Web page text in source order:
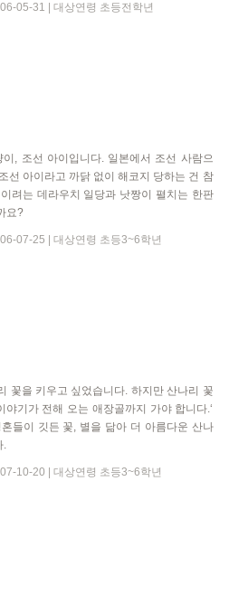
05-31 | 대상연령 초등전학년
, 조선 아이입니다. 일본에서 조선 사람으
선 아이라고 까닭 없이 해코지 당하는 건 참
려는 데라우치 일당과 낫짱이 펼치는 한판
요?
07-25 | 대상연령 초등3~6학년
꽃을 키우고 싶었습니다. 하지만 산나리 꽃
기가 전해 오는 애장골까지 가야 합니다.‘
들이 깃든 꽃, 별을 닮아 더 아름다운 산나
.
10-20 | 대상연령 초등3~6학년